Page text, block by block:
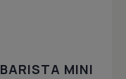
MINI